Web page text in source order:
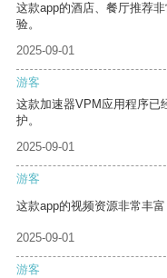
这款app的酒店、餐厅推荐
验。
2025-09-01
游客
这款加速器VPM应用程序已
护。
2025-09-01
游客
这款app的视频资源非常丰
2025-09-01
游客